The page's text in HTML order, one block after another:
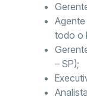
todo o
– SP);